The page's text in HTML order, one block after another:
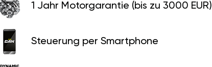
1 Jahr Motorgarantie (bis zu 3000 EUR)
Steuerung per Smartphone